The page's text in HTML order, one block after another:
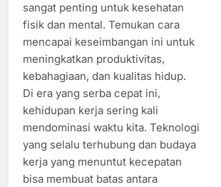
sangat penting untuk kesehatan
fisik dan mental. Temukan cara
mencapai keseimbangan ini untuk
meningkatkan produktivitas,
kebahagiaan, dan kualitas hidup.
Di era yang serba cepat ini,
kehidupan kerja sering kali
mendominasi waktu kita. Teknologi
yang selalu terhubung dan budaya
kerja yang menuntut kecepatan
bisa membuat batas antara